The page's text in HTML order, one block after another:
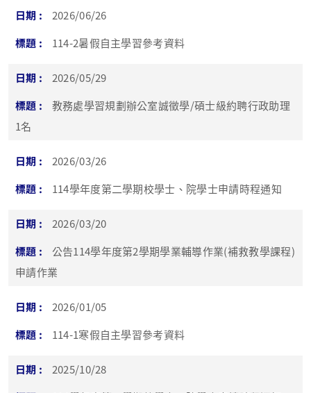
2026/06/26
114-2暑假自主學習參考資料
2026/05/29
教務處學習規劃辦公室誠徵學/碩士級約聘行政助理
1名
2026/03/26
114學年度第二學期校學士、院學士申請時程通知
2026/03/20
公告114學年度第2學期學業輔導作業(補救教學課程)
申請作業
2026/01/05
114-1寒假自主學習參考資料
2025/10/28